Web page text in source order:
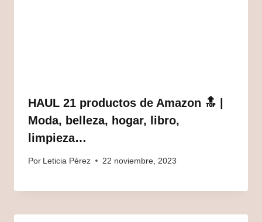
HAUL 21 productos de Amazon 🔝 |
Moda, belleza, hogar, libro,
limpieza…
Por Leticia Pérez 22 noviembre, 2023